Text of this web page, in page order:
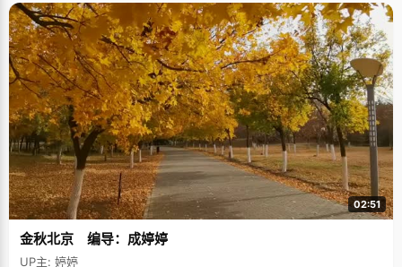
村的孩子来说，要改变命运，有出息，只有靠读书，爸妈也是一直这样教育
林佳瑞和哥哥。 懂事较早的哥两在学习上很为父母争气，学习成绩一直都名
列前茅。林佳瑞的哥哥上学较早，他的教科书便是林佳瑞的启蒙教程。上学
以前，他就经常偷翻哥哥的课本，有看不懂的地方就等哥哥回来了请教，哥
哥每次都会耐心的给他讲解。所以等正式上学了，林佳瑞学得很轻松，成绩
一直都是班级前几名。"哥哥的成绩很好，他对我起到了榜样作用"，林佳瑞
说，"他在前边走，我在后边跟着，不敢松懈"。 林佳瑞家里的经济条件一直
都不是很好，再加上妈妈身体不太好，经济收入正常供两个孩子上学对于一
个农村家庭来说非常吃力。为了继续上学，林佳瑞和哥哥就特别努力，因为
只有拿到了奖学金才能交上学费，继续学习。否则，以后可能还会继续父母
的路。"改变命运"，对于林佳瑞和哥哥来说，目前只有一条路可走。 上清华
梦想了六年 初一的时候，因为学习成绩好，尤其是理科成绩非常拔尖，班主
任老师就建议林佳瑞考清华大学。虽然没到过清华大学，清华也只是个模糊
的概念，但是清华在林佳瑞的脑海中落下了深深烙印，"从那时候就有了这个
小小的梦想，脑子里只有一个学校概念，那就是清华"。林佳瑞说，在整个高
中阶段，他就没有想过要考其他的学校。高考志愿里也只填了一个学校——
清华大学。 懂得感恩 林佳瑞是一个特别懂得感恩的孩子，在他的成长过程
02:51
金秋北京 编导：成婷婷
UP主: 婷婷